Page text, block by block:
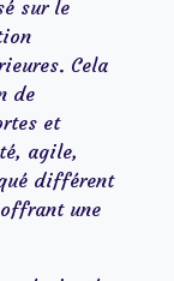
sur le
Cela
de
et
agile,
différent
une